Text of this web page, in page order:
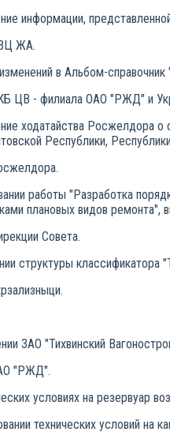
информации,
ЖА.
в Альбом-
ЦВ - филиала ОАО "РЖД" и
ходатайства Росжелдора о
Республики,
работы "Разработка
плановых видов
Совета.
структуры классификатора
ЗАО "Тихвинский
"РЖД".
условиях на резервуар
технических условий на